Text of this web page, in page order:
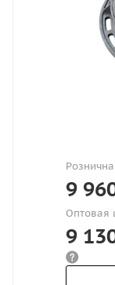
9
Оптовая
9